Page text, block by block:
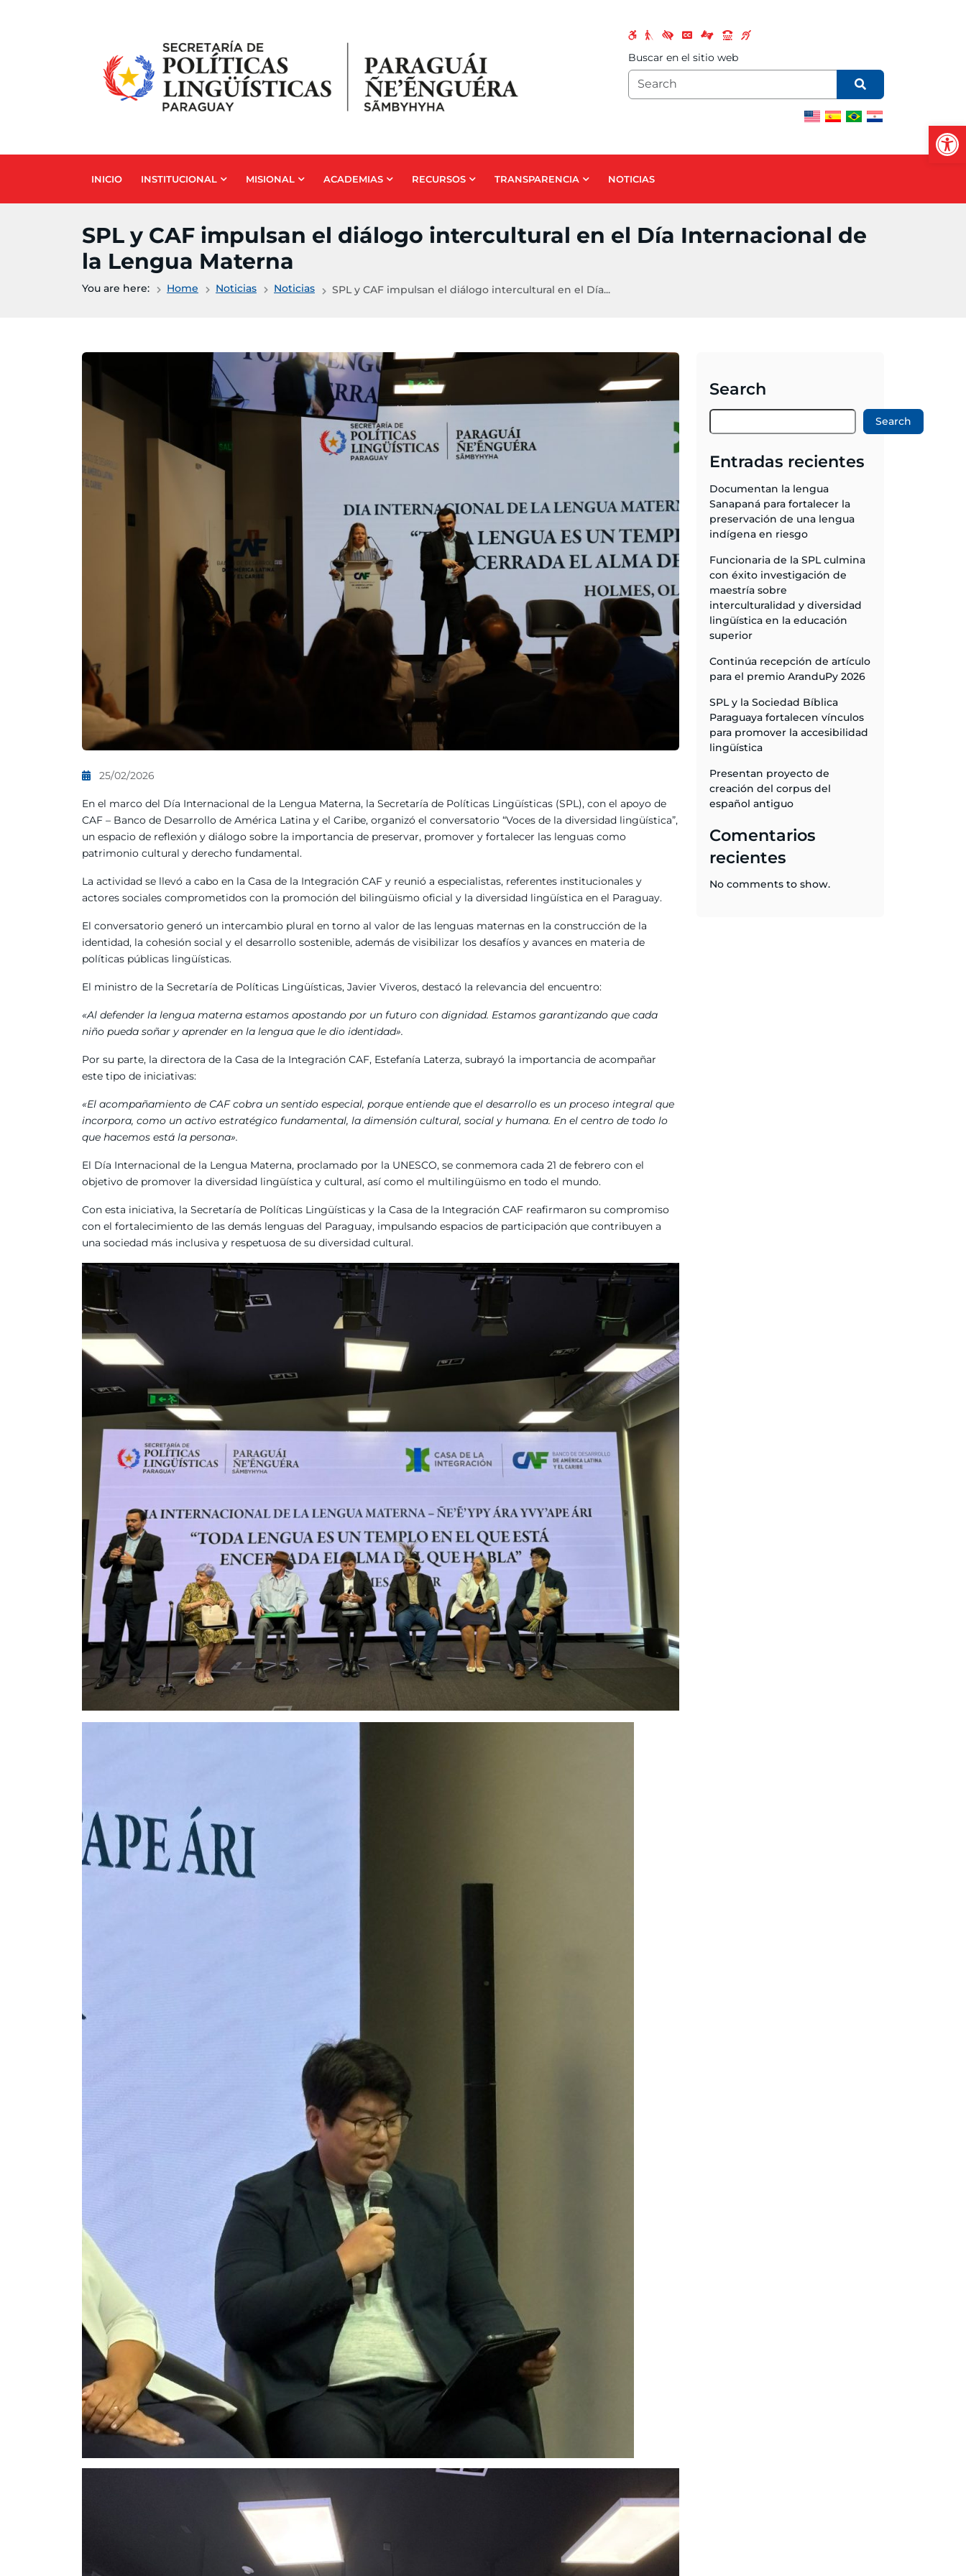
Buscar en el sitio web
INICIO INSTITUCIONAL MISIONAL ACADEMIAS RECURSOS TRANSPARENCIA NOTICIAS
SPL y CAF impulsan el diálogo intercultural en el Día Internacional de
la Lengua Materna
You are here: Home Noticias Noticias SPL y CAF impulsan el diálogo intercultural en el Día...
25/02/2026
En el marco del Día Internacional de la Lengua Materna, la Secretaría de Políticas Lingüísticas (SPL), con el apoyo de
CAF – Banco de Desarrollo de América Latina y el Caribe, organizó el conversatorio “Voces de la diversidad lingüística”,
un espacio de reflexión y diálogo sobre la importancia de preservar, promover y fortalecer las lenguas como
patrimonio cultural y derecho fundamental.
La actividad se llevó a cabo en la Casa de la Integración CAF y reunió a especialistas, referentes institucionales y
actores sociales comprometidos con la promoción del bilingüismo oficial y la diversidad lingüística en el Paraguay.
El conversatorio generó un intercambio plural en torno al valor de las lenguas maternas en la construcción de la
identidad, la cohesión social y el desarrollo sostenible, además de visibilizar los desafíos y avances en materia de
políticas públicas lingüísticas.
El ministro de la Secretaría de Políticas Lingüísticas, Javier Viveros, destacó la relevancia del encuentro:
«Al defender la lengua materna estamos apostando por un futuro con dignidad. Estamos garantizando que cada
niño pueda soñar y aprender en la lengua que le dio identidad».
Por su parte, la directora de la Casa de la Integración CAF, Estefanía Laterza, subrayó la importancia de acompañar
este tipo de iniciativas:
«El acompañamiento de CAF cobra un sentido especial, porque entiende que el desarrollo es un proceso integral que
incorpora, como un activo estratégico fundamental, la dimensión cultural, social y humana. En el centro de todo lo
que hacemos está la persona».
El Día Internacional de la Lengua Materna, proclamado por la UNESCO, se conmemora cada 21 de febrero con el
objetivo de promover la diversidad lingüística y cultural, así como el multilingüismo en todo el mundo.
Con esta iniciativa, la Secretaría de Políticas Lingüísticas y la Casa de la Integración CAF reafirmaron su compromiso
con el fortalecimiento de las demás lenguas del Paraguay, impulsando espacios de participación que contribuyen a
una sociedad más inclusiva y respetuosa de su diversidad cultural.
Search
Search
Entradas recientes
Documentan la lengua
Sanapaná para fortalecer la
preservación de una lengua
indígena en riesgo
Funcionaria de la SPL culmina
con éxito investigación de
maestría sobre
interculturalidad y diversidad
lingüística en la educación
superior
Continúa recepción de artículo
para el premio AranduPy 2026
SPL y la Sociedad Bíblica
Paraguaya fortalecen vínculos
para promover la accesibilidad
lingüística
Presentan proyecto de
creación del corpus del
español antiguo
Comentarios
recientes
No comments to show.